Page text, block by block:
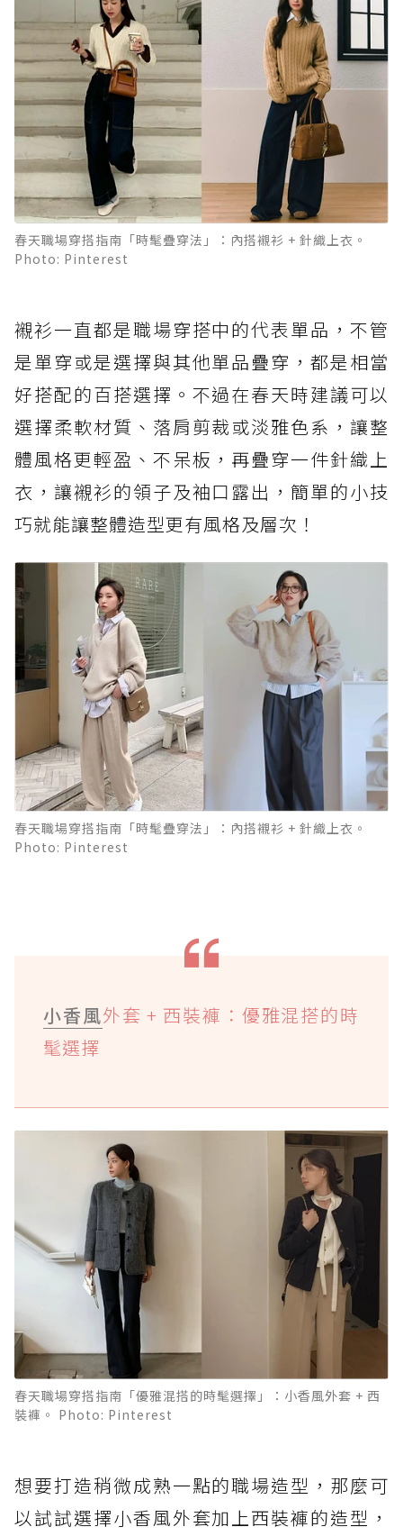
春天職場穿搭指南「時髦疊穿法」：內搭襯衫 + 針織上衣。
Photo: Pinterest
襯衫一直都是職場穿搭中的代表單品，不管
是單穿或是選擇與其他單品疊穿，都是相當
好搭配的百搭選擇。不過在春天時建議可以
選擇柔軟材質、落肩剪裁或淡雅色系，讓整
體風格更輕盈、不呆板，再疊穿一件針織上
衣，讓襯衫的領子及袖口露出，簡單的小技
巧就能讓整體造型更有風格及層次！
春天職場穿搭指南「時髦疊穿法」：內搭襯衫 + 針織上衣。
Photo: Pinterest
小香風外套 + 西裝褲：優雅混搭的時
髦選擇
春天職場穿搭指南「優雅混搭的時髦選擇」：小香風外套 + 西
裝褲。 Photo: Pinterest
想要打造稍微成熟一點的職場造型，那麼可
以試試選擇小香風外套加上西裝褲的造型，